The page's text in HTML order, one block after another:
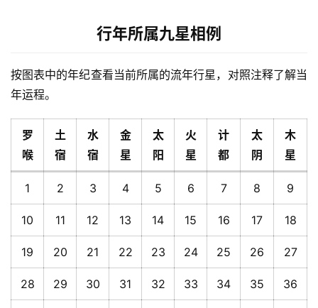
行年所属九星相例
按图表中的年纪查看当前所属的流年行星，对照注释了解当
年运程。
罗
喉
土
宿
水
宿
金
星
太
阳
火
星
计
都
太
阴
木
星
1 2 3 4 5 6 7 8 9
10 11 12 13 14 15 16 17 18
19 20 21 22 23 24 25 26 27
28 29 30 31 32 33 34 35 36